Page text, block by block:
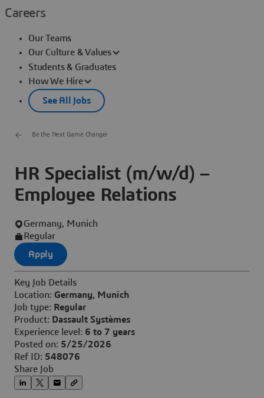
Careers
Our Teams
Our Culture & Values
Students & Graduates
How We Hire
See All Jobs
Be the Next Game Changer
HR Specialist (m/w/d) –
Employee Relations
Germany, Munich
Regular
Apply
Key Job Details
Location: Germany, Munich
Job type: Regular
Product: Dassault Systèmes
Experience level: 6 to 7 years
Posted on: 5/25/2026
Ref ID: 548076
Share Job